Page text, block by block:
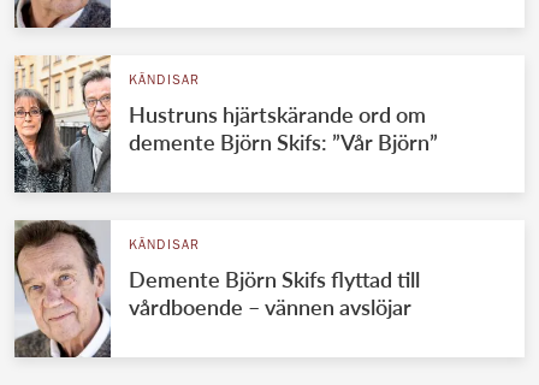
KÄNDISAR
Hustruns hjärtskärande ord om
demente Björn Skifs: ”Vår Björn”
KÄNDISAR
Demente Björn Skifs flyttad till
vårdboende – vännen avslöjar